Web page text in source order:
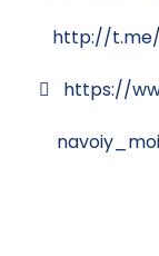
http://
https://